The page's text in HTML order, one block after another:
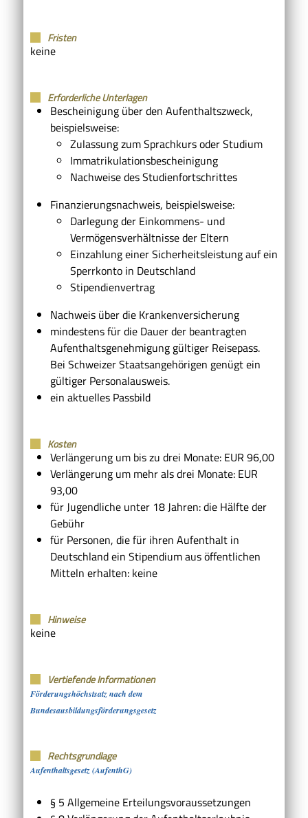
Fristen
keine
Erforderliche Unterlagen
Bescheinigung über den Aufenthaltszweck,
beispielsweise:
Zulassung zum Sprachkurs oder Studium
Immatrikulationsbescheinigung
Nachweise des Studienfortschrittes
Finanzierungsnachweis, beispielsweise:
Darlegung der Einkommens- und
Vermögensverhältnisse der Eltern
Einzahlung einer Sicherheitsleistung auf ein
Sperrkonto in Deutschland
Stipendienvertrag
Nachweis über die Krankenversicherung
mindestens für die Dauer der beantragten
Aufenthaltsgenehmigung gültiger Reisepass.
Bei Schweizer Staatsangehörigen genügt ein
gültiger Personalausweis.
ein aktuelles Passbild
Kosten
Verlängerung um bis zu drei Monate: EUR 96,00
Verlängerung um mehr als drei Monate: EUR
93,00
für Jugendliche unter 18 Jahren: die Hälfte der
Gebühr
für Personen, die für ihren Aufenthalt in
Deutschland ein Stipendium aus öffentlichen
Mitteln erhalten: keine
Hinweise
keine
Vertiefende Informationen
Förderungshöchstsatz nach dem
Bundesausbildungsförderungsgesetz
Rechtsgrundlage
Aufenthaltsgesetz (AufenthG)
§ 5 Allgemeine Erteilungsvoraussetzungen